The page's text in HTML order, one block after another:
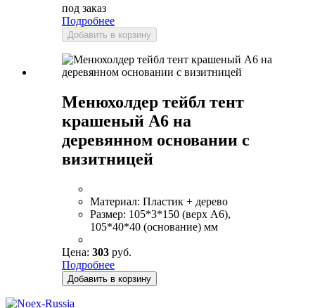
под заказ
Подробнее
Добавить в корзину
Менюхолдер тейбл тент
крашеный А6 на
деревянном основании с
визитницей
Материал: Пластик + дерево
Размер: 105*3*150 (верх А6),
105*40*40 (основание) мм
Цена: 303 руб.
Подробнее
Добавить в корзину